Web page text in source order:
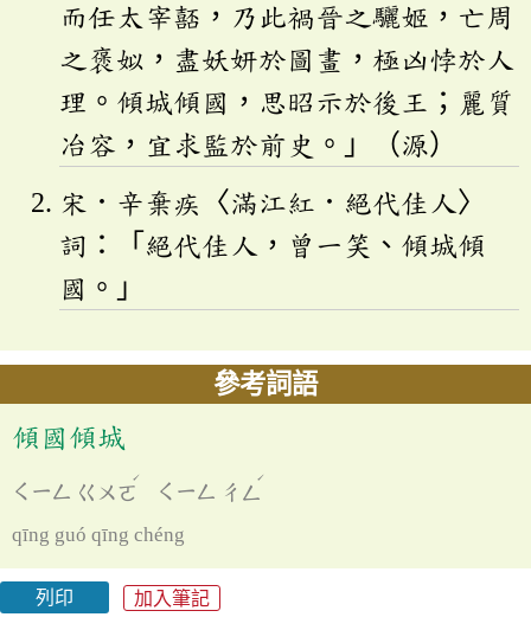
而任太宰嚭，乃此禍晉之驪姬，亡周
之褒姒，盡妖妍於圖畫，極凶悖於人
理。傾城傾國，思昭示於後王；麗質
冶容，宜求監於前史。」（源）
宋．辛棄疾〈滿江紅．絕代佳人〉
詞：「絕代佳人，曾一笑、傾城傾
國。」
參考詞語
傾國傾城
ㄑㄧㄥ ㄍㄨㄛ
ˊ
ㄑㄧㄥ ㄔㄥ
ˊ
qīng guó qīng chéng
列印 加入筆記